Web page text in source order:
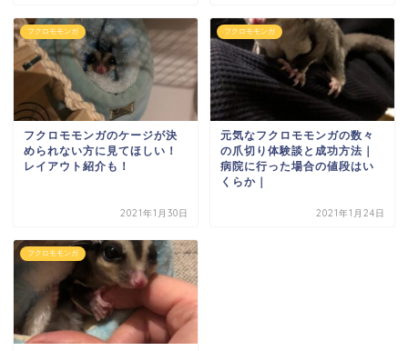
フクロモモンガ
フクロモモンガのケージが決
められない方に見てほしい！
レイアウト紹介も！
2021年1月30日
フクロモモンガ
元気なフクロモモンガの数々
の爪切り体験談と成功方法｜
病院に行った場合の値段はい
くらか｜
2021年1月24日
フクロモモンガ